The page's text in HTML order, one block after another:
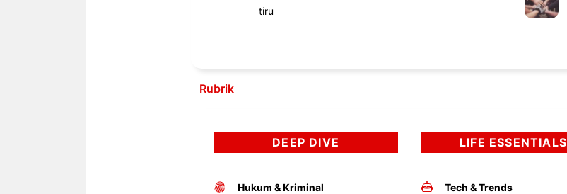
tiru
Rubrik
DEEP DIVE
Hukum & Kriminal
LIFE ESSENTIALS
Tech & Trends